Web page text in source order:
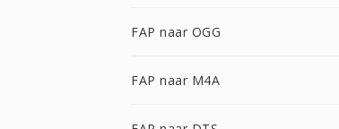
FAP naar OGG
FAP naar M4A